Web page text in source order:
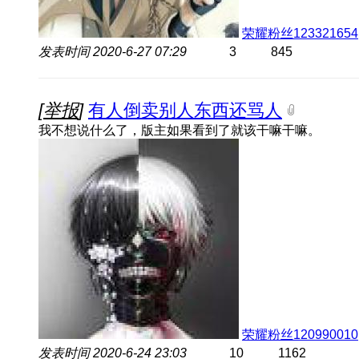
荣耀粉丝123321654
发表时间2020-6-27 07:29 3 845
[举报] 有人倒卖别人东西还骂人
我不想说什么了，版主如果看到了就该干嘛干嘛。
荣耀粉丝120990010
发表时间2020-6-24 23:03 10 1162